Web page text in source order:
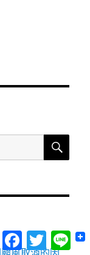
搜
Facebook
Twitter